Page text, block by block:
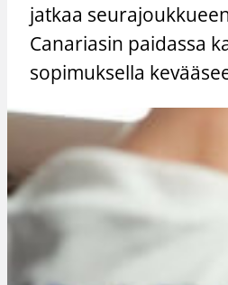
jatkaa
Canariasin paidassa
sopimuksella